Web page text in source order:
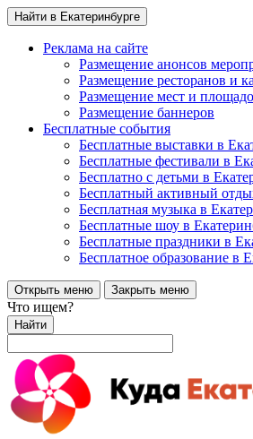
Найти в Екатеринбурге
Реклама на сайте
Размещение анонсов
Размещение ресторанов и
Размещение мест и
Размещение баннеров
Бесплатные события
Бесплатные выставки в
Бесплатные фестивали в
Бесплатно с детьми в
Бесплатный активный
Бесплатная музыка в
Бесплатные шоу в
Бесплатные праздники в
Бесплатное образование в
Открыть меню Закрыть меню
Что ищем?
Найти